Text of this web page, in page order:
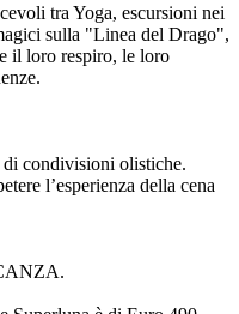
tra Yoga, escursioni nei
sulla "Linea del Drago",
il loro respiro, le loro
di condivisioni olistiche.
l’esperienza della cena